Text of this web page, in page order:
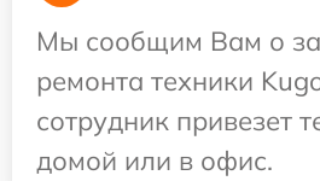
Мы сообщим Вам о
ремонта техники
сотрудник привезет
домой или в офис.